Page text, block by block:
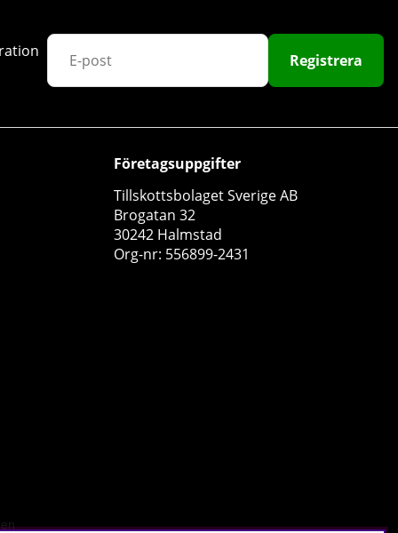
Registrera
Företagsuppgifter
Tillskottsbolaget Sverige AB
Brogatan 32
30242 Halmstad
Org-nr: 556899-2431